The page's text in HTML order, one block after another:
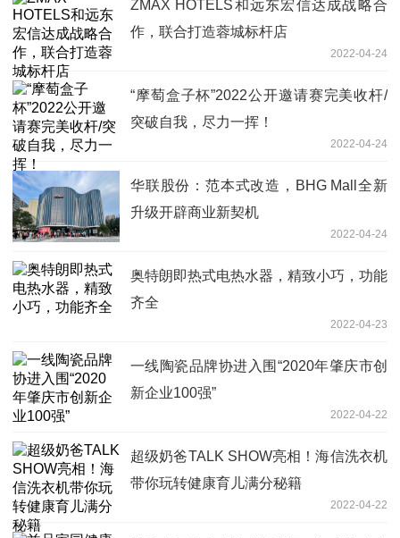
ZMAX HOTELS和远东宏信达成战略合
作，联合打造蓉城标杆店
2022-04-24
“摩萄盒子杯”2022公开邀请赛完美收杆/
突破自我，尽力一挥！
2022-04-24
华联股份：范本式改造，BHG Mall全新
升级开辟商业新契机
2022-04-24
奥特朗即热式电热水器，精致小巧，功能
齐全
2022-04-23
一线陶瓷品牌协进入围“2020年肇庆市创
新企业100强”
2022-04-22
超级奶爸TALK SHOW亮相！海信洗衣机
带你玩转健康育儿满分秘籍
2022-04-22